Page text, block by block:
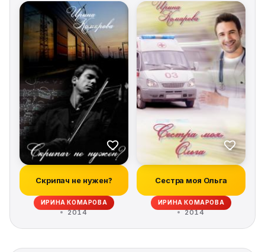
Скрипач не нужен?
ИРИНА КОМАРОВА
2014
Сестра моя Ольга
ИРИНА КОМАРОВА
2014